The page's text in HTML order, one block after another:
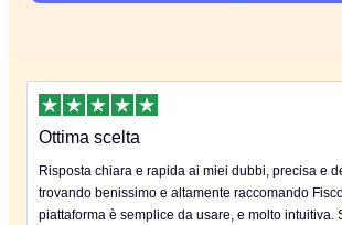
Ottima scelta
Risposta chiara e rapida ai miei dubbi, precisa e
trovando benissimo e altamente raccomando
piattaforma è semplice da usare, e molto intuitiva.